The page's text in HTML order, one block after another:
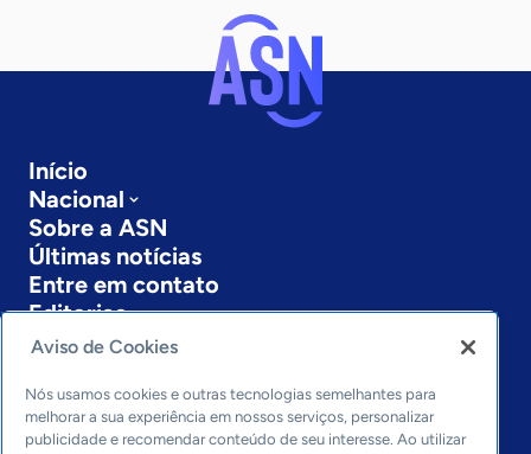
Início
Nacional
Sobre a ASN
Últimas notícias
Entre em contato
Editorias
Economia & Política
Inovação & Tecnologia
Cultura empreendedora
Dados
Aviso de Cookies
Nós usamos cookies e outras tecnologias semelhantes para
melhorar a sua experiência em nossos serviços, personalizar
publicidade e recomendar conteúdo de seu interesse. Ao utilizar